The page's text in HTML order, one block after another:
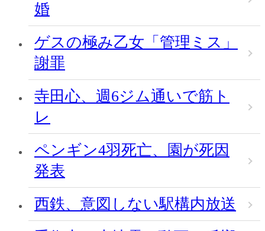
婚
ゲスの極み乙女「管理ミス」
謝罪
寺田心、週6ジム通いで筋ト
レ
ペンギン4羽死亡、園が死因
発表
西鉄、意図しない駅構内放送